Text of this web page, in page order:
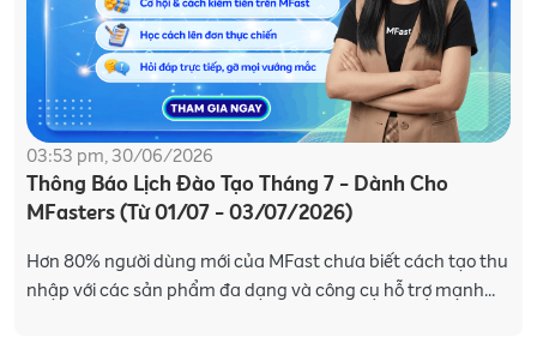
03:53 pm, 30/06/2026
Thông Báo Lịch Đào Tạo Tháng 7 - Dành Cho
MFasters (Từ 01/07 - 03/07/2026)
Hơn 80% người dùng mới của MFast chưa biết cách tạo thu
nhập với các sản phẩm đa dạng và công cụ hỗ trợ mạnh